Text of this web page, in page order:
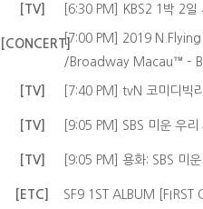
[TV] [6:30 PM] KBS2 1박 2일
[CONCERT][7:00 PM] 2019 N.Flying
/Broadway Macau™ –
[TV] [7:40 PM] tvN 코미디빅
[TV] [9:05 PM] SBS 미운 우리
[TV] [9:05 PM] 용화: SBS 미운
[ETC] SF9 1ST ALBUM [FIRST